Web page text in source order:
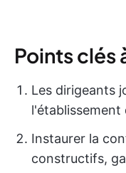
Points clés
Les dirigeants
l'établissement
Instaurer la
constructifs,